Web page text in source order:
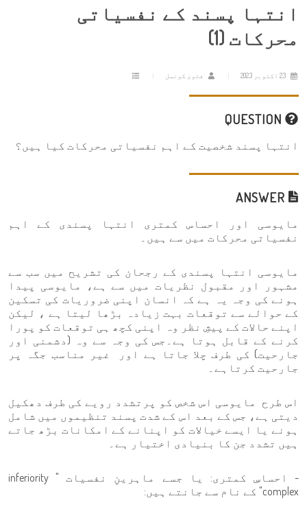
انتہا پسند کے نفسیاتی
محرکات (1)
فتویٰ کونسل
انتہا پسند شخصیت کے اہم نفسیاتی محرکات کیا ہیں؟
مایوسی اور احساس کمتری انتہا پسندی کے اہم
نفسیاتی محرکات میں سے ہیں۔
مایوسی انتہا پسندی کے رجحان کی تشریح میں سب سے
مشہور اور مقبول نظریات میں سے ہے، مایوسی پیدا
ہونے کی وجہ یہ ہے کہ انسان اپنی ضروریات کی تسکین
کے حوالے سے توقعات بہت زیادہ بڑھا لیتا ہے ، لیکن
اپنے حالات کے پیشِ نظر وہ اپنی کچھ ہی توقعات کو پورا
کرنے کے قابل ہوتا ہے۔جس کی وجہ سے وہ (دشمنی اور
جارحیت) کی طرف چلا جاتا ہے اور غیر مناسب جگہ پر
جارحیت کرتاہے۔
اس طرح مایوسی اس شخص کو پرتشدد رویے کی طرف دھکیل
دیتی ہے، جس کے بعد اس کے شدت پسند تنظیموں میں شامل
ہونے یا ایسے خیالات کو اپنانے کے امکانات بڑھ جاتے
ہیں تشدد جن کا بنیادی اختیار ہے۔
- احساسِ کمتری: یا جسے ماہرینِ نفسیات " inferiority
complex" کے نام سے جانتے ہیں: